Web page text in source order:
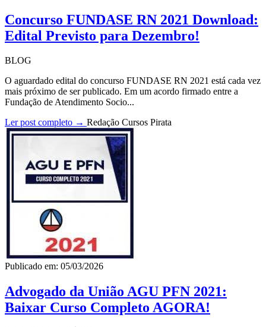
Concurso FUNDASE RN 2021 Download:
Edital Previsto para Dezembro!
BLOG
O aguardado edital do concurso FUNDASE RN 2021 está cada vez
mais próximo de ser publicado. Em um acordo firmado entre a
Fundação de Atendimento Socio...
Ler post completo → Redação Cursos Pirata
Publicado em: 05/03/2026
Advogado da União AGU PFN 2021:
Baixar Curso Completo AGORA!